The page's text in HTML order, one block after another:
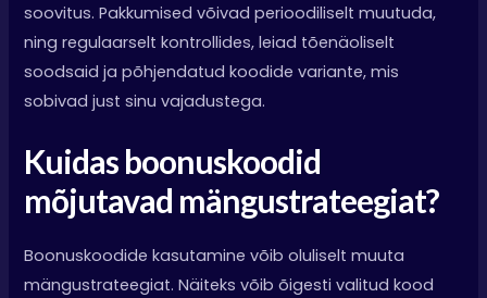
soovitus. Pakkumised võivad perioodiliselt muutuda,
ning regulaarselt kontrollides, leiad tõenäoliselt
soodsaid ja põhjendatud koodide variante, mis
sobivad just sinu vajadustega.
Kuidas boonuskoodid
mõjutavad mängustrateegiat?
Boonuskoodide kasutamine võib oluliselt muuta
mängustrateegiat. Näiteks võib õigesti valitud kood